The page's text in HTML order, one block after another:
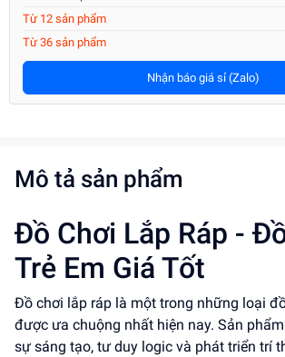
Từ 12 sản phẩm
Từ 36 sản phẩm
Nhận báo giá sỉ (Zalo)
Mô tả sản phẩm
Đồ Chơi Lắp Ráp -
Trẻ Em Giá Tốt
Đồ chơi lắp ráp là một trong những loại
được ưa chuộng nhất hiện nay. Sản
sự sáng tạo, tư duy logic và phát triển trí